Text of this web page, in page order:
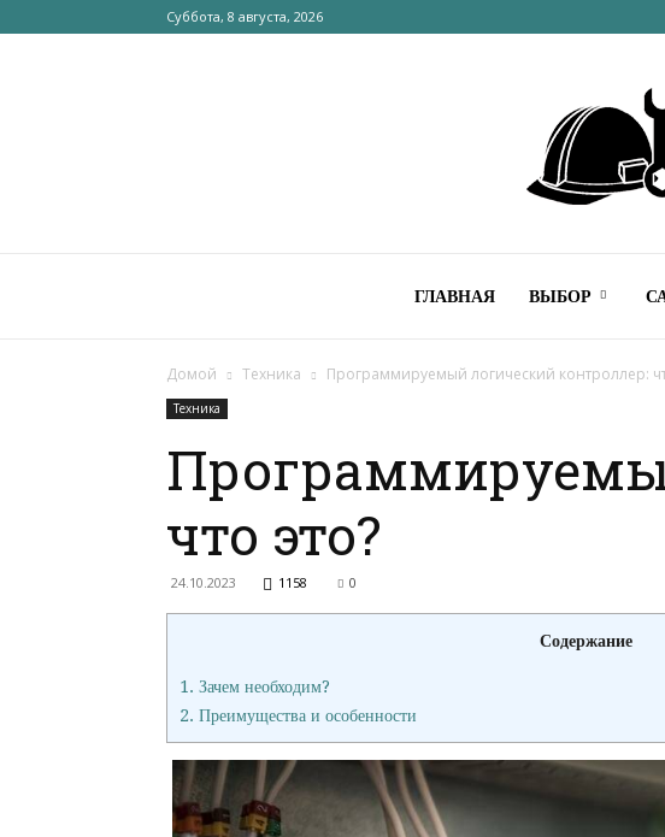
Суббота, 8 августа, 2026
ГЛАВНАЯ ВЫБОР
Домой Техника Программируемый логический контроллер:
Техника
что это?
24.10.2023 1158 0
Содержание
1. Зачем необходим?
2. Преимущества и особенности